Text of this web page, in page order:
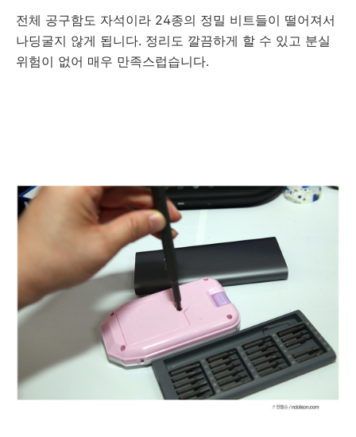
전체 공구함도 자석이라 24종의 정밀 비트들이 떨어져서
나딩굴지 않게 됩니다. 정리도 깔끔하게 할 수 있고 분실
위험이 없어 매우 만족스럽습니다.